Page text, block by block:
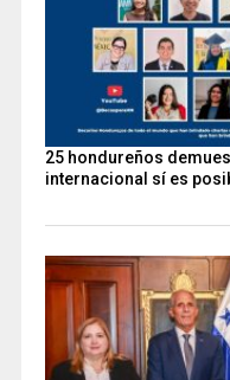
25 hondureños
internacional sí es